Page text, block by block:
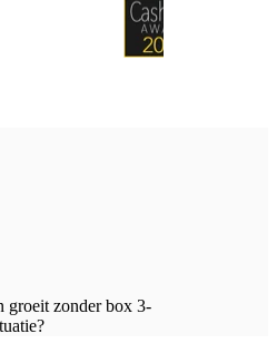
groeit zonder box 3-